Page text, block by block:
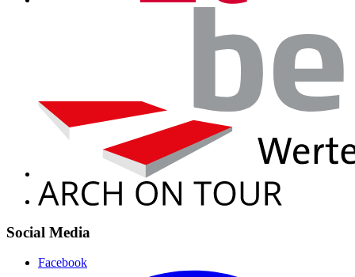
Social Media
Facebook